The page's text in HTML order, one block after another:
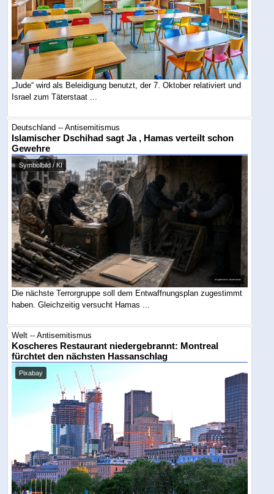
„Jude“ wird als Beleidigung benutzt, der 7. Oktober relativiert und
Israel zum Täterstaat ...
Deutschland -- Antisemitismus
Islamischer Dschihad sagt Ja , Hamas verteilt schon
Gewehre
Symbolbild / KI
Die nächste Terrorgruppe soll dem Entwaffnungsplan zugestimmt
haben. Gleichzeitig versucht Hamas ...
Welt -- Antisemitismus
Koscheres Restaurant niedergebrannt: Montreal
fürchtet den nächsten Hassanschlag
Pixabay